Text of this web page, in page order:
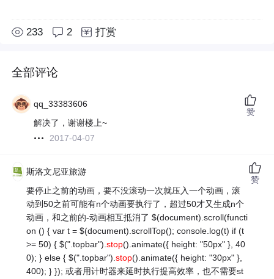
233 2 打赏
全部评论
qq_33383606
解决了，谢谢楼上~
2017-04-07
赞
斯洛文尼亚旅游
要停止之前的动画，要不没滚动一次就压入一个动画，滚
动到50之前可能有n个动画要执行了，超过50才又生成n个
动画，和之前的-动画相互抵消了 $(document).scroll(functi
on () { var t = $(document).scrollTop(); console.log(t) if (t
>= 50) { $(".topbar").stop().animate({ height: "50px" }, 40
0); } else { $(".topbar").stop().animate({ height: "30px" },
400); } }); 或者用计时器来延时执行提高效率，也不需要st
赞